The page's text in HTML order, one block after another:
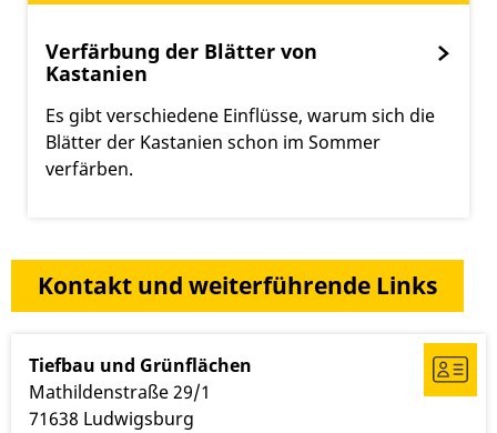
Verfärbung der Blätter von
Kastanien
Es gibt verschiedene Einflüsse, warum sich die
Blätter der Kastanien schon im Sommer
verfärben.
Kontakt und weiterführende Links
Tiefbau und Grünflächen
Mathildenstraße 29/1
71638 Ludwigsburg